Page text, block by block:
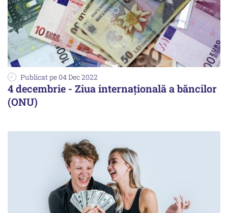
Publicat pe 04 Dec 2022
4 decembrie - Ziua internaţională a băncilor
(ONU)